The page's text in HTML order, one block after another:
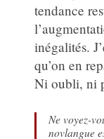
tendance
inégalités.
qu’on en
Ni oubli, ni
Ne voyez-
novlangue